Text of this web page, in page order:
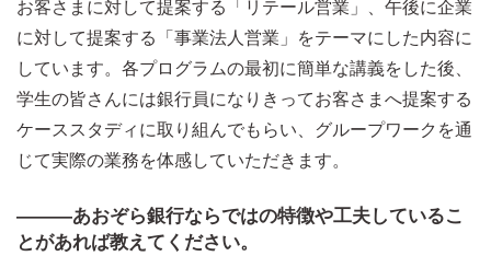
お客さまに対して提案する「リテール営業」、午後に企業
に対して提案する「事業法人営業」をテーマにした内容に
しています。各プログラムの最初に簡単な講義をした後、
学生の皆さんには銀行員になりきってお客さまへ提案する
ケーススタディに取り組んでもらい、グループワークを通
じて実際の業務を体感していただきます。
―――あおぞら銀行ならではの特徴や工夫しているこ
とがあれば教えてください。